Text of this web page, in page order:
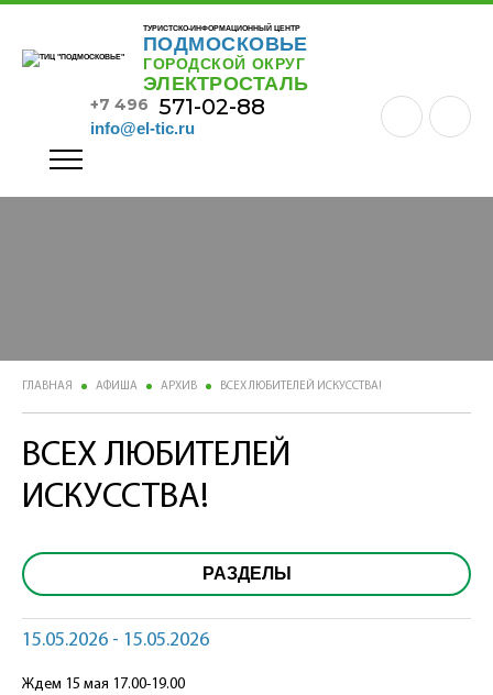
ТУРИСТСКО-ИНФОРМАЦИОННЫЙ ЦЕНТР
ПОДМОСКОВЬЕ
ГОРОДСКОЙ ОКРУГ
ЭЛЕКТРОСТАЛЬ
+7 496 571-02-88
info@el-tic.ru
ГЛАВНАЯ АФИША АРХИВ ВСЕХ ЛЮБИТЕЛЕЙ ИСКУССТВА!
ВСЕХ ЛЮБИТЕЛЕЙ
ИСКУССТВА!
РАЗДЕЛЫ
15.05.2026 - 15.05.2026
Ждем 15 мая 17.00-19.00